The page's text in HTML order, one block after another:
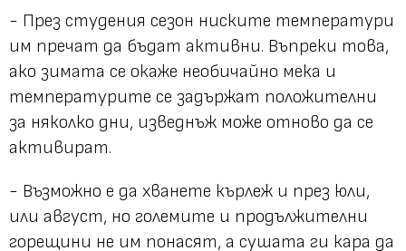
- През студения сезон ниските температури
им пречат да бъдат активни. Въпреки това,
ако зимата се окаже необичайно мека и
температурите се задържат положителни
за няколко дни, изведнъж може отново да се
активират.
- Възможно е да хванете кърлеж и през юли,
или август, но големите и продължителни
горещини не им понасят, а сушата ги кара да